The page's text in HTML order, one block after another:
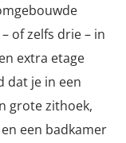
of zelfs drie – in
extra etage
dat je in een
grote zithoek,
een badkamer